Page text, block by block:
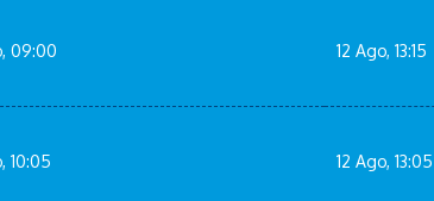
09:00 12 Ago, 13:15
10:05 12 Ago, 13:05